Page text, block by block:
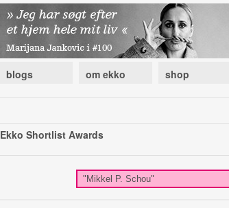
blogs om ekko shop
Ekko Shortlist Awards